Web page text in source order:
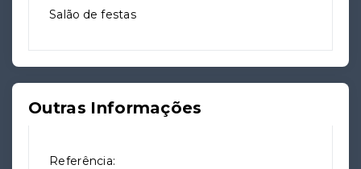
Salão de festas
Outras Informações
Referência: